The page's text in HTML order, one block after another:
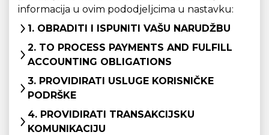
informacija u ovim pododjeljcima u nastavku:
1. OBRADITI I ISPUNITI VAŠU NARUDŽBU
2. TO PROCESS PAYMENTS AND FULFILL
ACCOUNTING OBLIGATIONS
3. PROVIDIRATI USLUGE KORISNIČKE
PODRŠKE
4. PROVIDIRATI TRANSAKCIJSKU
KOMUNIKACIJU